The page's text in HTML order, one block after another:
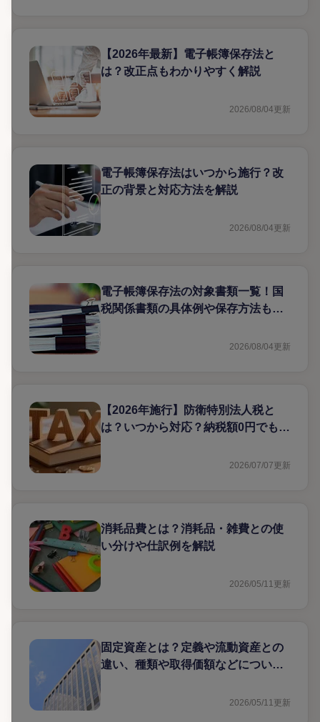
【2026年最新】電子帳簿保存法と
は？改正点もわかりやすく解説
2026/08/04更新
電子帳簿保存法はいつから施行？改
正の背景と対応方法を解説
2026/08/04更新
電子帳簿保存法の対象書類一覧！国
税関係書類の具体例や保存方法も解
2026/08/04更新
【2026年施行】防衛特別法人税と
は？いつから対応？納税額0円でも申
2026/07/07更新
消耗品費とは？消耗品・雑費との使
い分けや仕訳例を解説
2026/05/11更新
固定資産とは？定義や流動資産との
違い、種類や取得価額などについて
2026/05/11更新